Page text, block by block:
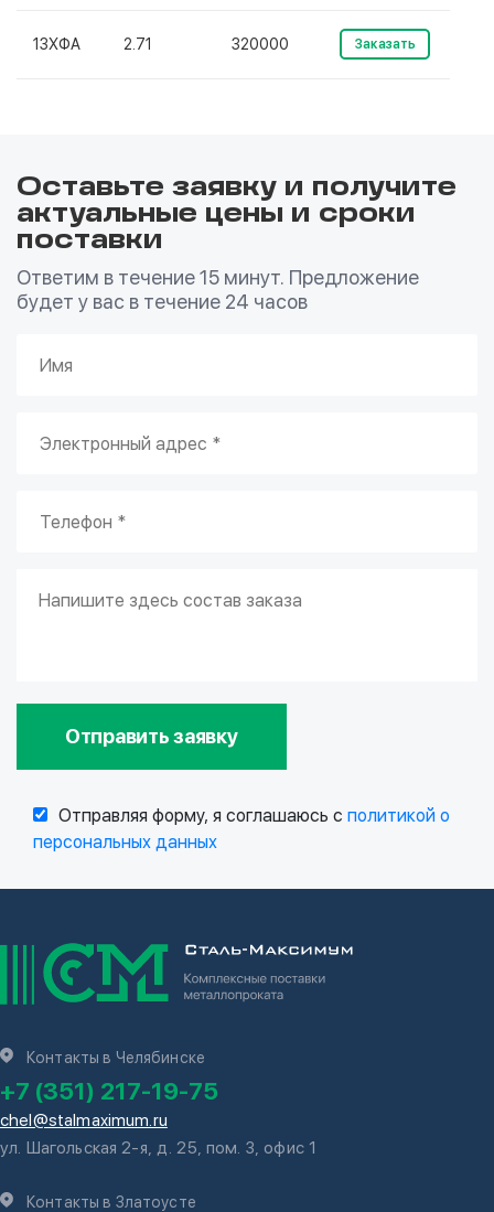
13ХФА 2.71 320000 Заказать
Оставьте заявку и получите
актуальные цены и сроки
поставки
Ответим в течение 15 минут. Предложение
будет у вас в течение 24 часов
Отправить заявку
Отправляя форму, я соглашаюсь с политикой о
персональных данных
Контакты в Челябинске
+7 (351) 217-19-75
chel@stalmaximum.ru
ул. Шагольская 2-я, д. 25, пом. 3, офис 1
Контакты в Златоусте